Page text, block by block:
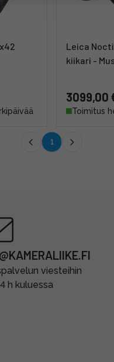
Leica
kiikari -
3099,00
Toimitus
1
viesteihin
h kuluessa